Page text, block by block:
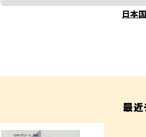
日本
最